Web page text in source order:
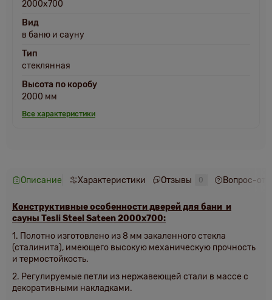
2000х700
Вид
в баню и сауну
Тип
стеклянная
Высота по коробу
2000 мм
Все характеристики
Описание Характеристики Отзывы 0 Вопрос-
Конструктивные особенности дверей для бани и
сауны Tesli Steel Sateen 2000х700:
1. Полотно изготовлено из 8 мм закаленного стекла
(сталинита), имеющего высокую механическую прочность
и термостойкость.
2. Регулируемые петли из нержавеющей стали в массе с
декоративными накладками.